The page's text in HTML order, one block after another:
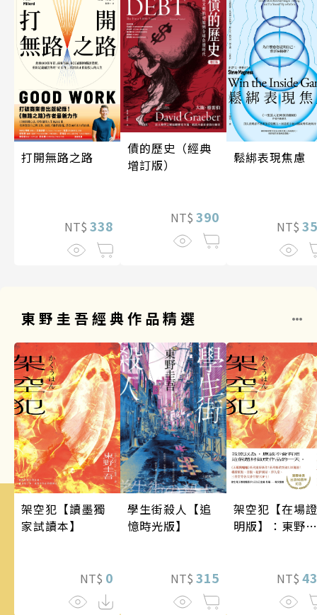
打開無路之路
NT$ 338
債的歷史（經典
增訂版）
NT$ 390
鬆綁表現焦慮
NT$
東野圭吾經典作品精選
架空犯【讀墨獨
家試讀本】
NT$ 0
學生街殺人【追
憶時光版】
NT$ 315
架空犯【在場證
明版】：東野圭
蝠》系列重磅新
NT$